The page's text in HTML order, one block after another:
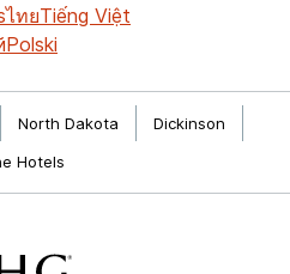
ไทยTiếng Việt
Polski
North Dakota
Dickinson
Hotels